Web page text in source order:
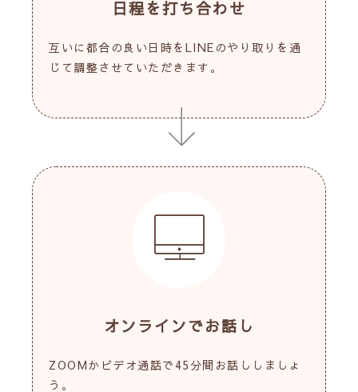
日程を打ち合わせ
互いに都合の良い日時をLINEのやり取りを通
じて調整させていただきます。
オンラインでお話し
ZOOMかビデオ通話で45分間お話ししましょ
う。